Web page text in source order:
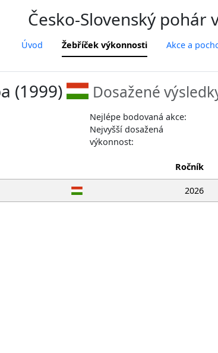
Česko-Slovenský
Úvod Žebříček výkonnosti Akce a
(1999) Dosažené
Nejlépe bodovaná akce:
Nejvyšší dosažená
výkonnost:
Ročník
2026